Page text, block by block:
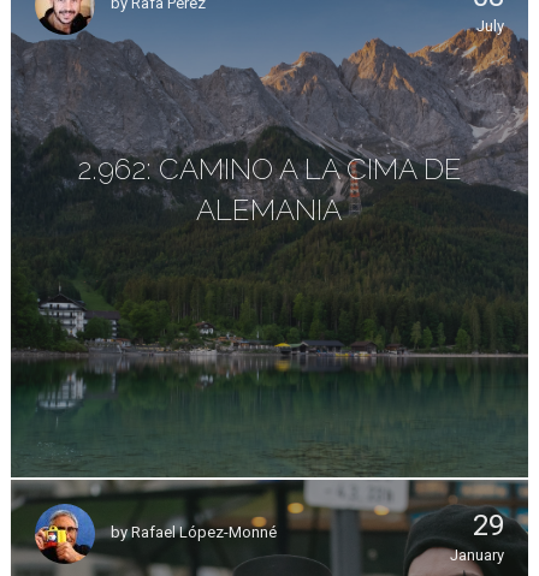
by Rafa Pérez
July
2.962: CAMINO A LA CIMA DE
ALEMANIA
by Rafael López-Monné 29
January